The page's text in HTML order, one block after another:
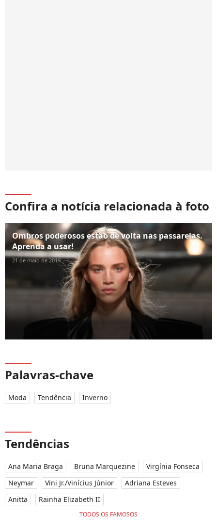
Confira a notícia relacionada à foto
Ombros poderosos estão de volta nas passarelas.
Aprenda a usar!
21 de maio de 2019
Palavras-chave
Moda Tendência Inverno
Tendências
Ana Maria Braga Bruna Marquezine
Virgínia Fonseca
Neymar
Vini Jr./Vinícius Júnior
Adriana Esteves
Anitta
Rainha Elizabeth II
TODOS OS FAMOSOS